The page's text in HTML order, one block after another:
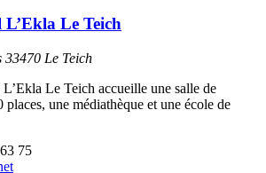
Le Teich
33470 Le Teich
Le Teich accueille une salle de
places, une médiathèque et une école de
75